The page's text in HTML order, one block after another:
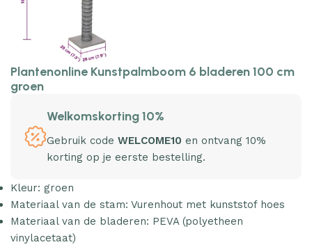
Plantenonline Kunstpalmboom 6 bladeren 100 cm
groen
Welkomskorting 10%
Gebruik code WELCOME10 en ontvang 10%
korting op je eerste bestelling.
Kleur: groen
Materiaal van de stam: Vurenhout met kunststof hoes
Materiaal van de bladeren: PEVA (polyetheen
vinylacetaat)